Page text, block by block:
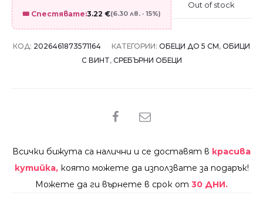
🎟️ Спестявате:3.22 €(6.30 лв. · 15%)
Out of stock
КОД: 2026461873571164 КАТЕГОРИИ: ОБЕЦИ ДО 5 СМ, ОБИЦИ
С ВИНТ, СРЕБЪРНИ ОБЕЦИ
SHARE
Всички бижута са налични и се доставят в красива
кутийка, която можете да използвате за подарък!
Можете да ги върнете в срок от 30 ДНИ.